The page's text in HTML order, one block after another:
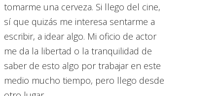
tomarme una cerveza. Si llego del cine,
sí que quizás me interesa sentarme a
escribir, a idear algo. Mi oficio de actor
me da la libertad o la tranquilidad de
saber de esto algo por trabajar en este
medio mucho tiempo, pero llego desde